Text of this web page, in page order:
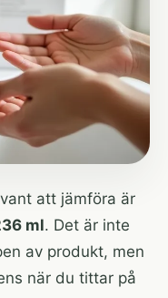
att jämföra är
ml. Det är inte
av produkt, men
när du tittar på